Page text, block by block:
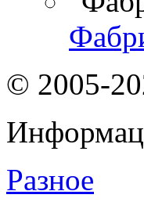
© 2005-
Разное